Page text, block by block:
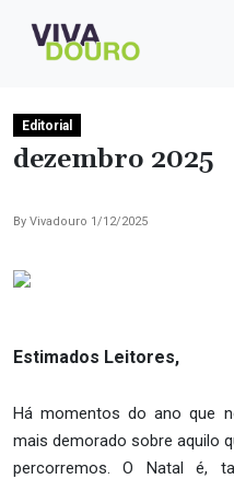
Editorial
dezembro 2025
By Vivadouro 1/12/2025
Estimados Leitores,
Há momentos do ano que
mais demorado sobre aquilo
percorremos. O Natal é,